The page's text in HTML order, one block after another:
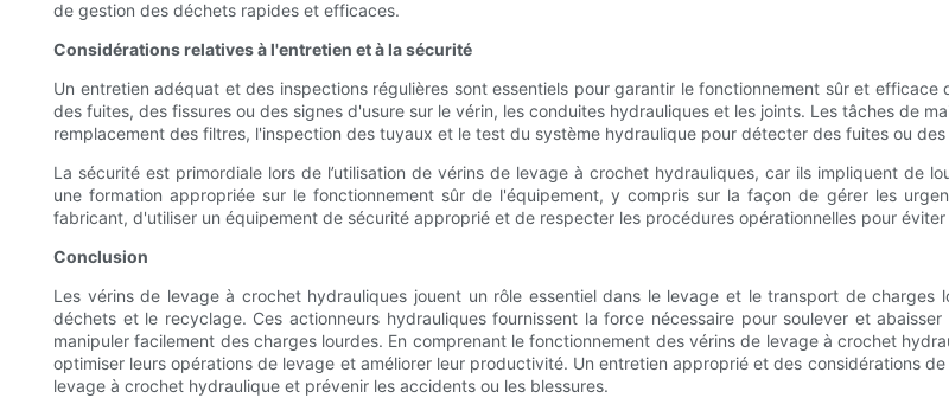
de gestion des déchets rapides et efficaces.
Considérations relatives à l'entretien et à la sécurité
Un entretien adéquat et des inspections régulières sont essentiels pour garantir le fonctionnement sûr et
des fuites, des fissures ou des signes d'usure sur le vérin, les conduites hydrauliques et les joints. Les tâches de
remplacement des filtres, l'inspection des tuyaux et le test du système hydraulique pour détecter des fuites ou
La sécurité est primordiale lors de l’utilisation de vérins de levage à crochet hydrauliques, car ils impliquent de
une formation appropriée sur le fonctionnement sûr de l'équipement, y compris sur la façon de gérer les
fabricant, d'utiliser un équipement de sécurité approprié et de respecter les procédures opérationnelles pour
Conclusion
Les vérins de levage à crochet hydrauliques jouent un rôle essentiel dans le levage et le transport de
déchets et le recyclage. Ces actionneurs hydrauliques fournissent la force nécessaire pour soulever et
manipuler facilement des charges lourdes. En comprenant le fonctionnement des vérins de levage à crochet
optimiser leurs opérations de levage et améliorer leur productivité. Un entretien approprié et des considérations
levage à crochet hydraulique et prévenir les accidents ou les blessures.